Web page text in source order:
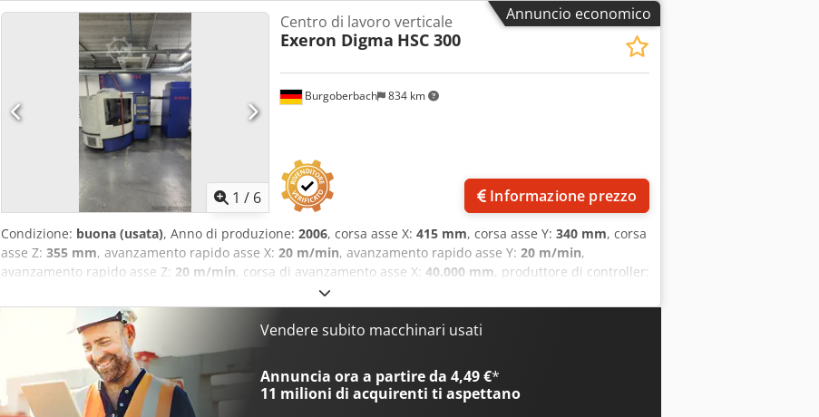
Annuncio economico
1 / 6
Burgoberbach 834 km
Centro di lavoro verticale
Exeron Digma HSC 300
Informazione prezzo
Condizione: buona (usata), Anno di produzione: 2006, corsa asse X: 415 mm, corsa asse Y: 340 mm, corsa
asse Z: 355 mm, avanzamento rapido asse X: 20 m/min, avanzamento rapido asse Y: 20 m/min,
avanzamento rapido asse Z: 20 m/min, corsa di avanzamento asse X: 40.000 mm, produttore di controller:
42.000 giri/min
Digma HSC 300. La macchina è in buone condizioni. Dati tecnici: Tipologia macchina: Centro di lavoro
verticale CNC Anno di costruzione: 2006 Controllo: HEIDENHAIN Corsa asse X: 300 mm oppure 415–480
mm Corsa asse Y: 300 mm oppure 340 mm Corsa asse Z: 300 mm oppure 355–400 mm Avanzamento
rapido (X/Y/Z): Fino a 20 m/min Campo di avanzamento: Fino a 40.000 mm/min Velocità mandrino: Fino a
42.000 giri/min, mandrino ad alta frequenza Attacco mandrino: HSK-40E Magazzino utensili: 30 posizioni
Peso massimo pezzo: 500 kg Peso totale: 5.000 kg Dimensioni: 3.050 x 2.500 x 2.470 mm Su richiesta,
Vendere subito macchinari usati
Annuncia ora a partire da 4,49 €*
11 milioni di acquirenti ti aspettano